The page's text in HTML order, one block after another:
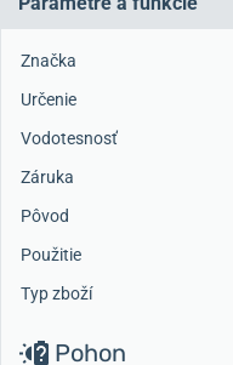
Značka
Určenie
Vodotesnosť
Záruka
Pôvod
Použitie
Typ zboží
Pohon